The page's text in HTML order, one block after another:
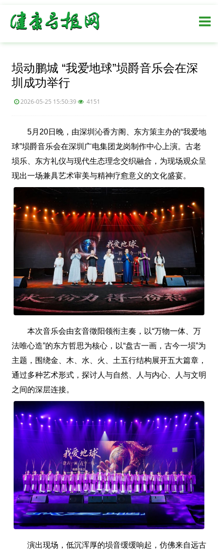
埙动鹏城 “我爱地球”埙爵音乐会在深
圳成功举行
2026-05-25 15:50:39 4151
5月20日晚，由深圳沁香方阁、东方策主办的“我爱地
球”埙爵音乐会在深圳广电集团龙岗制作中心上演。古老
埙乐、东方礼仪与现代生态理念交织融合，为现场观众呈
现出一场兼具艺术审美与精神疗愈意义的文化盛宴。
本次音乐会由玄音徵阳领衔主奏，以“万物一体、万
法唯心造”的东方哲思为核心，以“盘古一画，古今一埙”为
主题，围绕金、木、水、火、土五行结构展开五大篇章，
通过多种艺术形式，探讨人与自然、人与内心、人与文明
之间的深层连接。
演出现场，低沉浑厚的埙音缓缓响起，仿佛来自远古